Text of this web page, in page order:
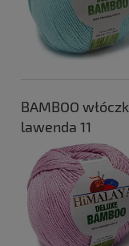
BAMBOO
lawenda 11